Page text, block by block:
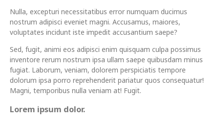
Nulla, excepturi necessitatibus error numquam ducimus
nostrum adipisci eveniet magni. Accusamus, maiores,
voluptates incidunt iste impedit accusantium saepe?
Sed, fugit, animi eos adipisci enim quisquam culpa possimus
inventore rerum nostrum ipsa ullam saepe quibusdam minus
fugiat. Laborum, veniam, dolorem perspiciatis tempore
dolorum ipsa porro reprehenderit pariatur quos consequatur!
Magni, temporibus nulla veniam at! Fugit.
Lorem ipsum dolor.